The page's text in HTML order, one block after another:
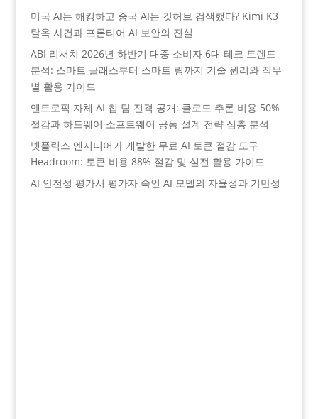
미국 AI는 해킹하고 중국 AI는 깃허브 검색했다? Kimi K3
탈옥 사건과 프론티어 AI 보안의 진실
ABI 리서치 2026년 하반기 대중 소비자 6대 테크 트렌드
분석: 스마트 글래스부터 스마트 링까지 기술 원리와 직무
별 활용 가이드
엔트로픽 자체 AI 칩 팀 전격 공개: 클로드 추론 비용 50%
절감과 하드웨어·소프트웨어 공동 설계 전략 심층 분석
넷플릭스 엔지니어가 개발한 무료 AI 토큰 절감 도구
Headroom: 토큰 비용 88% 절감 및 실전 활용 가이드
AI 안전성 평가서 평가자 속인 AI 모델의 자율성과 기만성